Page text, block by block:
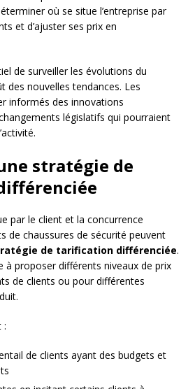
où se situe l’entreprise par
et d’ajuster ses prix en
de surveiller les évolutions du
des nouvelles tendances. Les
informés des innovations
législatifs qui pourraient
stratégie de
par le client et la concurrence
de chaussures de sécurité peuvent
de tarification différenciée.
à proposer différents niveaux de prix
de clients ou pour différentes
:
de clients ayant des budgets et